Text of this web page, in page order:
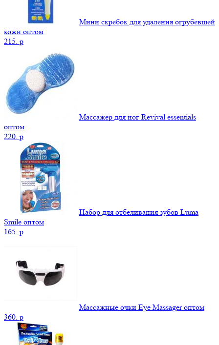
Мини скребок для удаления огрубевшей
кожи оптом
215. p
Массажер для ног Revival essentials
оптом
220. p
Набор для отбеливания зубов Luma
Smile оптом
165. p
Массажные очки Eye Massager оптом
360. p